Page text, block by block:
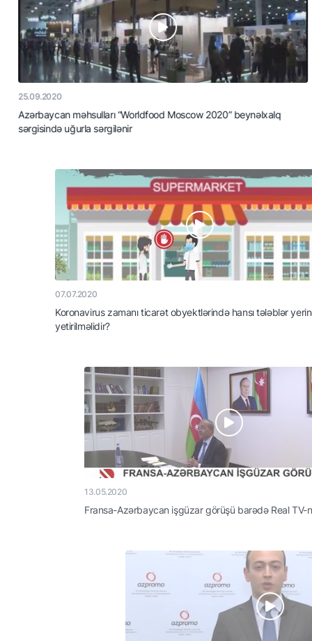
25.09.2020
Azərbaycan məhsulları “Worldfood Moscow 2020” beynəlxalq
sərgisində uğurla sərgilənir
Koronavirus zamanı ticarət obyektlərində hansı tələblər yerinə
yetirilməlidir?
Fransa-Azərbaycan işgüzar görüşü barədə Real TV-nin reportajı